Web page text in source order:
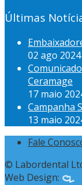
Últimas
02 ago 2024
Ceramage
17 maio
Campanha
13 maio
Fale
© Labordental
Web Design: